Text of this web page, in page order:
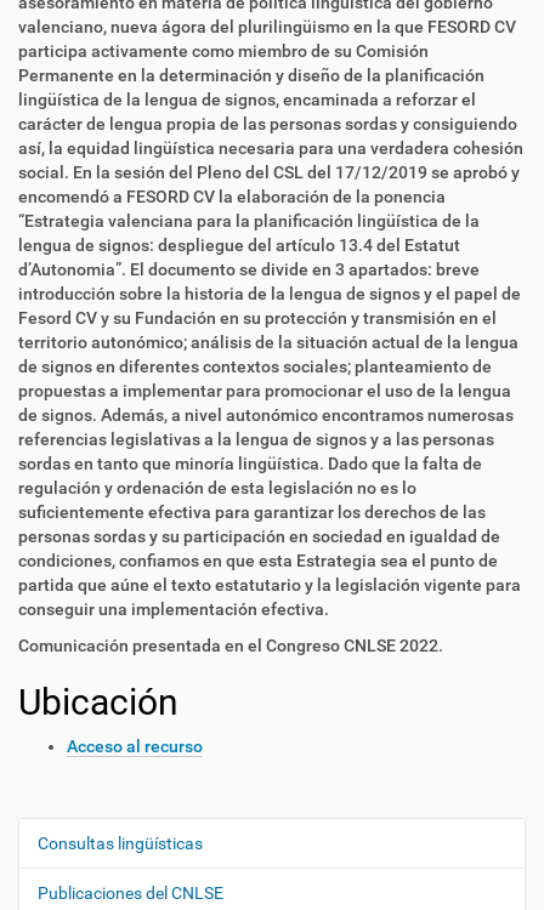
valenciano, nueva ágora del plurilingüismo en la que FESORD CV
participa activamente como miembro de su Comisión
Permanente en la determinación y diseño de la planificación
lingüística de la lengua de signos, encaminada a reforzar el
carácter de lengua propia de las personas sordas y consiguiendo
así, la equidad lingüística necesaria para una verdadera cohesión
social. En la sesión del Pleno del CSL del 17/12/2019 se aprobó y
encomendó a FESORD CV la elaboración de la ponencia
“Estrategia valenciana para la planificación lingüística de la
lengua de signos: despliegue del artículo 13.4 del Estatut
d’Autonomia”. El documento se divide en 3 apartados: breve
introducción sobre la historia de la lengua de signos y el papel de
Fesord CV y su Fundación en su protección y transmisión en el
territorio autonómico; análisis de la situación actual de la lengua
de signos en diferentes contextos sociales; planteamiento de
propuestas a implementar para promocionar el uso de la lengua
de signos. Además, a nivel autonómico encontramos numerosas
referencias legislativas a la lengua de signos y a las personas
sordas en tanto que minoría lingüística. Dado que la falta de
regulación y ordenación de esta legislación no es lo
suficientemente efectiva para garantizar los derechos de las
personas sordas y su participación en sociedad en igualdad de
condiciones, confiamos en que esta Estrategia sea el punto de
partida que aúne el texto estatutario y la legislación vigente para
conseguir una implementación efectiva.
Comunicación presentada en el Congreso CNLSE 2022.
Ubicación
Acceso al recurso
N
Consultas lingüísticas
Publicaciones del CNLSE